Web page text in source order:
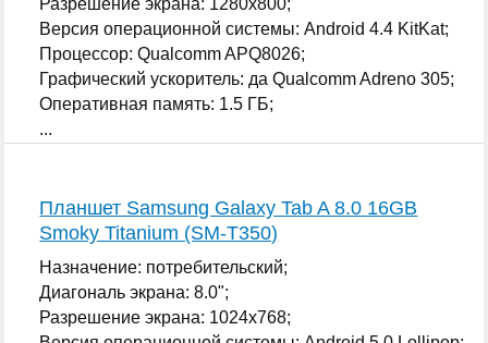
Версия операционной системы: Android 4.4 KitKat;
Процессор: Qualcomm APQ8026;
Графический ускоритель: да Qualcomm Adreno 305;
Оперативная память: 1.5 ГБ;
...
Планшет Samsung Galaxy Tab A 8.0 16GB
Smoky Titanium (SM-T350)
Назначение: потребительский;
Диагональ экрана: 8.0";
Разрешение экрана: 1024x768;